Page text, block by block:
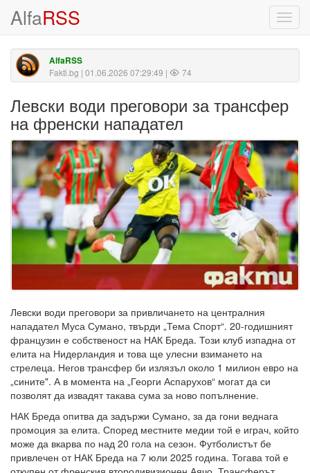
AlfaRSS
AlfaRSS
Fakti.bg | 01.06.2026 07:29:49 | 74
Левски води преговори за трансфер
на френски нападател
Левски води преговори за привличането на централния
нападател Муса Сумано, твърди „Тема Спорт“. 20-годишният
французин е собственост на НАК Бреда. Този клуб изпадна от
елита на Нидерландия и това ще улесни взимането на
стрелеца. Негов трансфер би излязъл около 1 милион евро на
„сините". А в момента на „Георги Аспарухов“ могат да си
позволят да извадят такава сума за ново попълнение.
НАК Бреда опитва да задържи Сумано, за да гони веднага
промоция за елита. Според местните медии той е играч, който
може да вкарва по над 20 гола на сезон. Футболистът бе
привлечен от НАК Бреда на 7 юли 2025 година. Тогава той е